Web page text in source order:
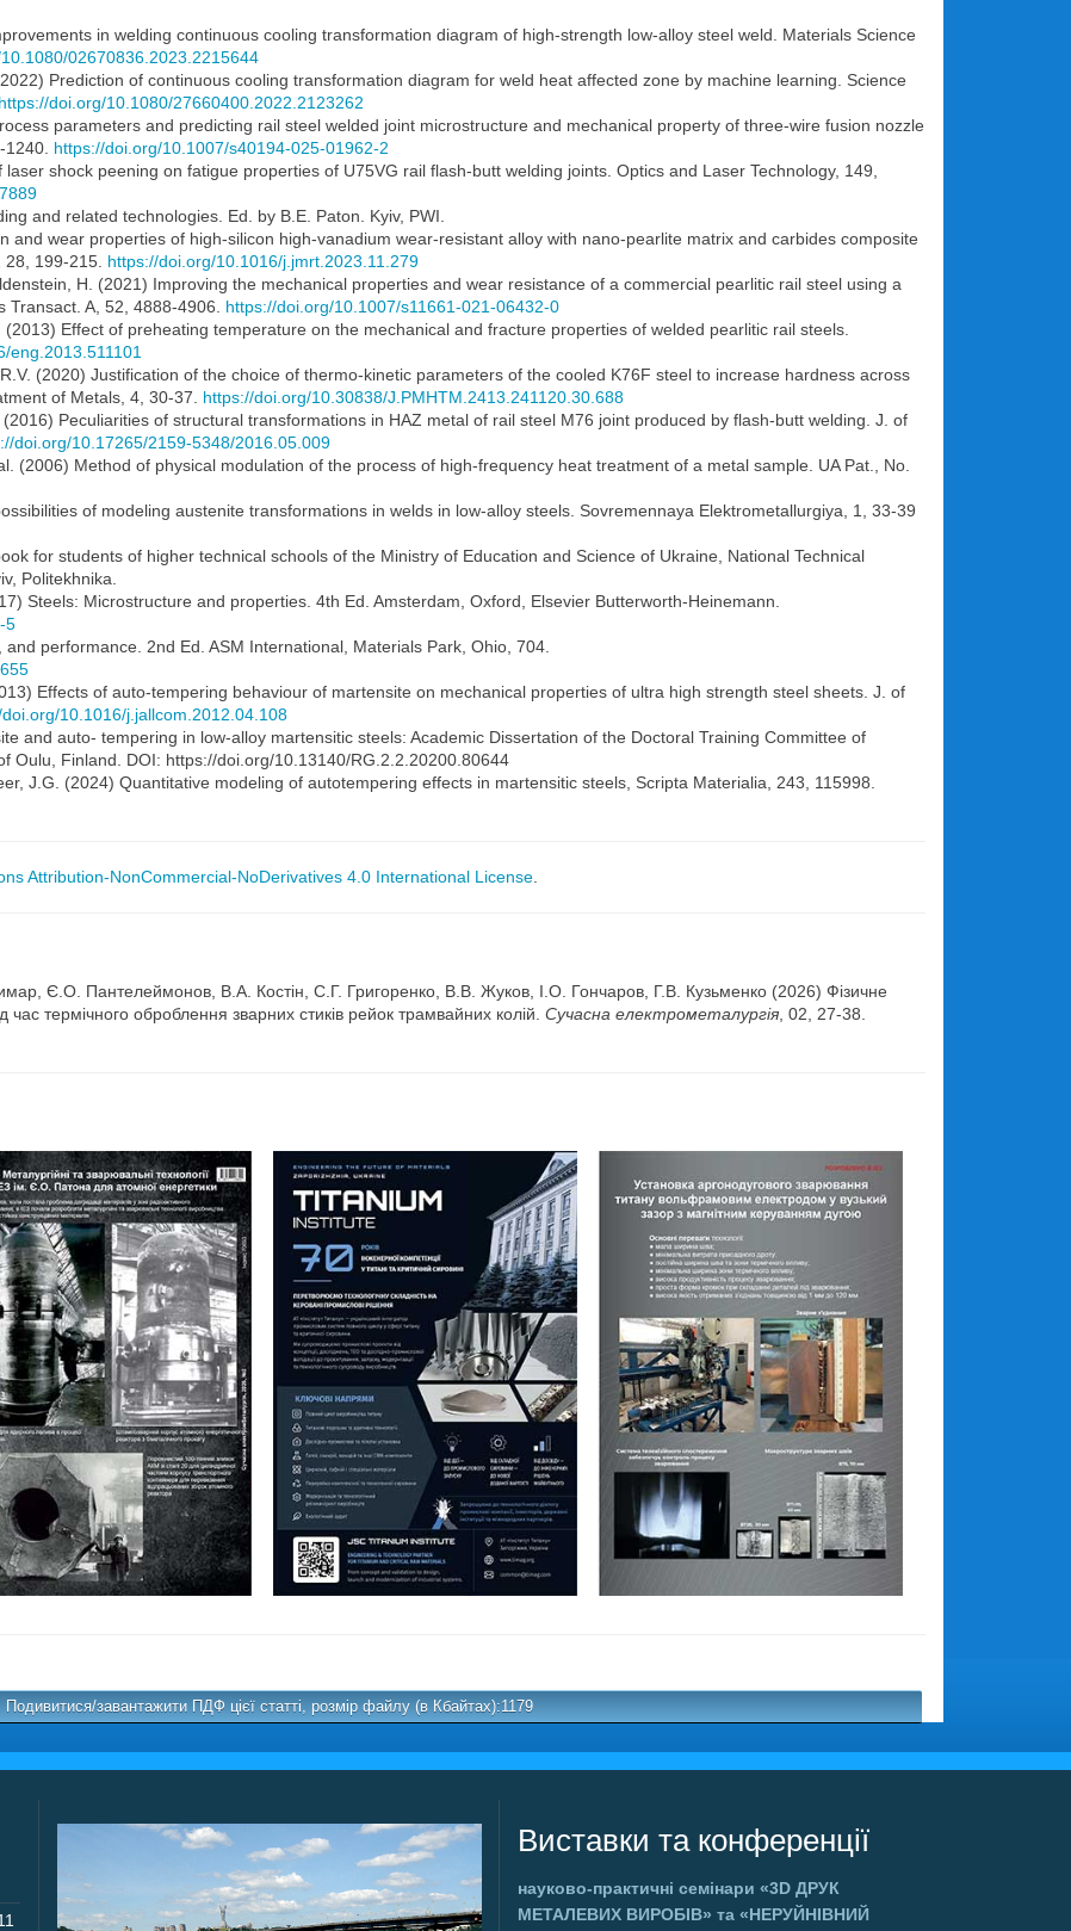
in welding continuous cooling transformation diagram of high-strength low-alloy steel weld. Materials Science
02670836.2023.2215644
Prediction of continuous cooling transformation diagram for weld heat affected zone by machine learning. Science
https://doi.org/10.1080/27660400.2022.2123262
parameters and predicting rail steel welded joint microstructure and mechanical property of three-wire fusion nozzle
https://doi.org/10.1007/s40194-025-01962-2
shock peening on fatigue properties of U75VG rail flash-butt welding joints. Optics and Laser Technology, 149,
and related technologies. Ed. by B.E. Paton. Kyiv, PWI.
and wear properties of high-silicon high-vanadium wear-resistant alloy with nano-pearlite matrix and carbides composite
199-215. https://doi.org/10.1016/j.jmrt.2023.11.279
H. (2021) Improving the mechanical properties and wear resistance of a commercial pearlitic rail steel using a
A, 52, 4888-4906. https://doi.org/10.1007/s11661-021-06432-0
Effect of preheating temperature on the mechanical and fracture properties of welded pearlitic rail steels.
eng.2013.511101
(2020) Justification of the choice of thermo-kinetic parameters of the cooled K76F steel to increase hardness across
of Metals, 4, 30-37. https://doi.org/10.30838/J.PMHTM.2413.241120.30.688
Peculiarities of structural transformations in HAZ metal of rail steel M76 joint produced by flash-butt welding. J. of
doi.org/10.17265/2159-5348/2016.05.009
(2006) Method of physical modulation of the process of high-frequency heat treatment of a metal sample. UA Pat., No.
of modeling austenite transformations in welds in low-alloy steels. Sovremennaya Elektrometallurgiya, 1, 33-39
for students of higher technical schools of the Ministry of Education and Science of Ukraine, National Technical
Politekhnika.
Steels: Microstructure and properties. 4th Ed. Amsterdam, Oxford, Elsevier Butterworth-Heinemann.
5
performance. 2nd Ed. ASM International, Materials Park, Ohio, 704.
Effects of auto-tempering behaviour of martensite on mechanical properties of ultra high strength steel sheets. J. of
10.1016/j.jallcom.2012.04.108
and auto- tempering in low-alloy martensitic steels: Academic Dissertation of the Doctoral Training Committee of
Oulu, Finland. DOI: https://doi.org/10.13140/RG.2.2.20200.80644
J.G. (2024) Quantitative modeling of autotempering effects in martensitic steels, Scripta Materialia, 243, 115998.
Attribution-NonCommercial-NoDerivatives 4.0 International License
Є.О. Пантелеймонов, В.А. Костін, С.Г. Григоренко, В.В. Жуков, І.О. Гончаров, Г.В. Кузьменко (2026) Фізичне
термічного оброблення зварних стиків рейок трамвайних колій. Сучасна електрометалургія , 02, 27-38.
Подивитися/завантажити ПДФ цієї статті, розмір файлу (в Кбайтах):1179
Виставки та конференції
науково-практичні семінари«3D ДРУК
МЕТАЛЕВИХ ВИРОБІВ» та«НЕРУЙНІВНИЙ